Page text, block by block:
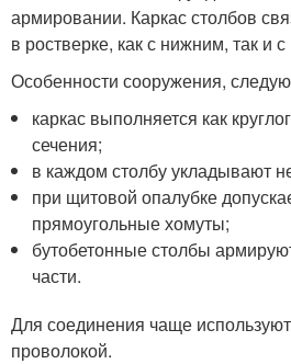
армировании. Каркас столбов
в ростверке, как с нижним, так и
Особенности сооружения,
каркас выполняется как
сечения;
в каждом столбу укладывают
при щитовой опалубке
прямоугольные хомуты;
бутобетонные столбы
части.
Для соединения чаще используют
проволокой.